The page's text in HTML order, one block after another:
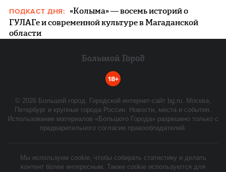
ПОДКАСТ ДНЯ:
«Колыма» — восемь историй о
ГУЛАГе и современной культуре в Магаданской
области
18+
© 2026 Большой город. Городской интернет-сайт bg.ru. Москва,
Петербург и крупные города России. Новости, места и события.
Использование материалов «Большого Города» разрешено только с
предварительного согласия правообладателей.
Мы используем cookie, чтобы собирать статистику и делать
контент более интересным. Также cookie используются для